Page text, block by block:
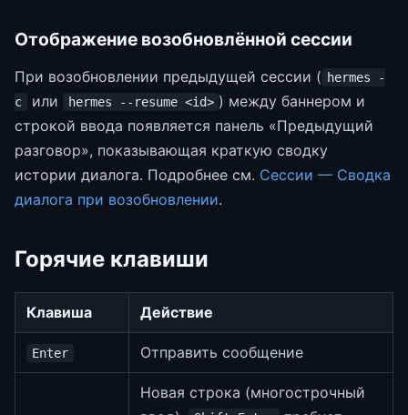
Отображение возобновлённой сессии
При возобновлении предыдущей сессии ( hermes -
c
или hermes --resume <id> ) между баннером и
строкой ввода появляется панель «Предыдущий
разговор», показывающая краткую сводку
истории диалога. Подробнее см. Сессии — Сводка
диалога при возобновлении.
Горячие клавиши
Клавиша Действие
Enter Отправить сообщение
Новая строка (многострочный